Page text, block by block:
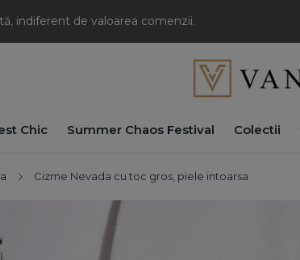
indiferent de valoarea comenzii.
Chic Summer Chaos Festival Colectii
Cizme Nevada cu toc gros, piele intoarsa